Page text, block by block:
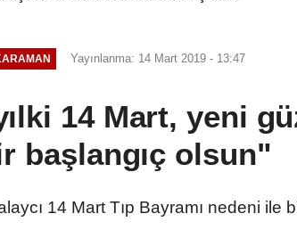
Yayınlanma: 14 Mart 2019 - 13:47
14 Mart, yeni
başlangıç olsun"
14 Mart Tıp Bayramı nedeni ile